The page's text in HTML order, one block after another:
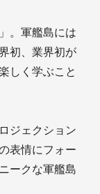
。軍艦島には
初、業界初が
しく学ぶこと
ジェクション
表情にフォー
ークな軍艦島